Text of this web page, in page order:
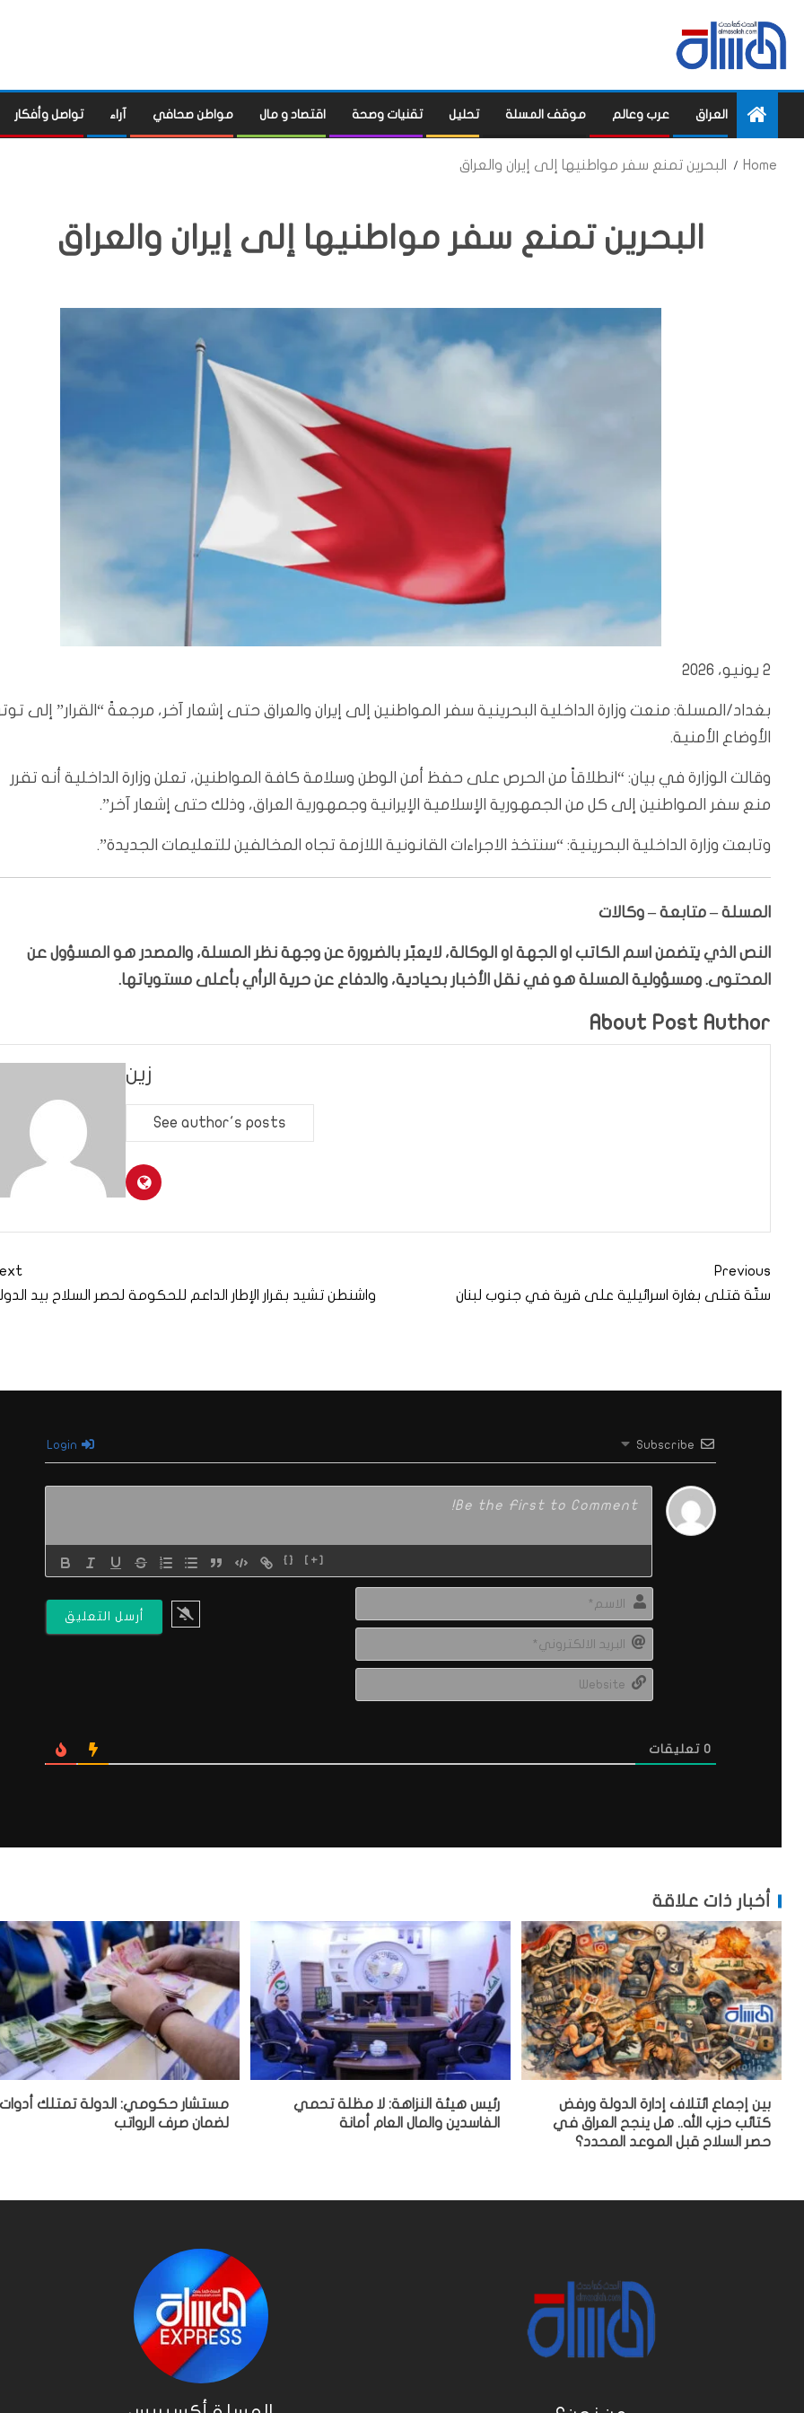
العراق عرب وعالم موقف المسلة تحليل تقنيات وصحة اقتصاد و مال مواطن صحافي آراء تواصل وأفكار
Home البحرين تمنع سفر مواطنيها إلى إيران والعراق
البحرين تمنع سفر مواطنيها إلى إيران والعراق
2 يونيو، 2026
بغداد/المسلة: منعت وزارة الداخلية البحرينية سفر المواطنين إلى إيران والعراق حتى إشعار آخر، مرجعةً “القرار” إلى
الأوضاع الأمنية.
وقالت الوزارة في بيان: “انطلاقاً من الحرص على حفظ أمن الوطن وسلامة كافة المواطنين، تعلن وزارة الداخلية أنه تقرر
منع سفر المواطنين إلى كل من الجمهورية الإسلامية الإيرانية وجمهورية العراق، وذلك حتى إشعار آخر”.
وتابعت وزارة الداخلية البحرينية: “سنتخذ الاجراءات القانونية اللازمة تجاه المخالفين للتعليمات الجديدة”.
المسلة – متابعة – وكالات
النص الذي يتضمن اسم الكاتب او الجهة او الوكالة، لايعبّر بالضرورة عن وجهة نظر المسلة، والمصدر هو المسؤول عن
المحتوى. ومسؤولية المسلة هو في نقل الأخبار بحيادية، والدفاع عن حرية الرأي بأعلى مستوياتها.
About Post Author
زين
See author's posts
Previous
ستّة قتلى بغارة اسرائيلية على قرية في جنوب لبنان
واشنطن تشيد بقرار الإطار الداعم للحكومة لحصر السلاح بيد
Subscribe
{} [+]
0 تعليقات
أخبار ذات علاقة
بين إجماع ائتلاف إدارة الدولة ورفض
كتائب حزب الله.. هل ينجح العراق في
حصر السلاح قبل الموعد المحدد؟
رئيس هيئة النزاهة: لا مظلة تحمي
الفاسدين والمال العام أمانة
مستشار حكومي: الدولة تمتلك أدوات
لضمان صرف الرواتب